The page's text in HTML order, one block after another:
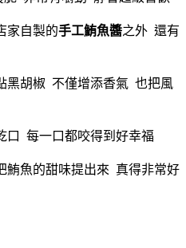
家自製的手工鮪魚醬之外 還有
黑胡椒 不僅增添香氣 也把風
口 每一口都咬得到好幸福
鮪魚的甜味提出來 真得非常好